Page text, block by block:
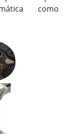
como